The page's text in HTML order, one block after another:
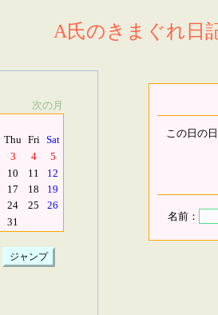
A氏のきまぐれ日
次の月
Thu Fri Sat
3 4
5
10 11
12
17 18
19
24 25
26
31
この日の
名前：